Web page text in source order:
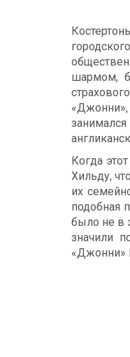
шармом,
Когда
Хильду,
их
подобная
было не в
значили
«Джонни»